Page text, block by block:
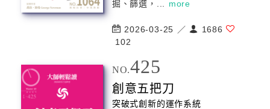
掘、篩選，... more
2026-03-25 ／
1686
102
NO.425
創意五把刀
突破式創新的運作系統